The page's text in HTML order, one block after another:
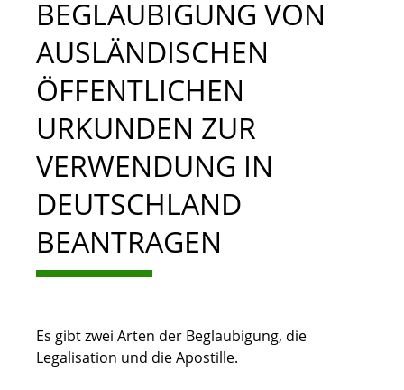
BEGLAUBIGUNG VON
AUSLÄNDISCHEN
ÖFFENTLICHEN
URKUNDEN ZUR
VERWENDUNG IN
DEUTSCHLAND
BEANTRAGEN
Es gibt zwei Arten der Beglaubigung, die
Legalisation und die Apostille.